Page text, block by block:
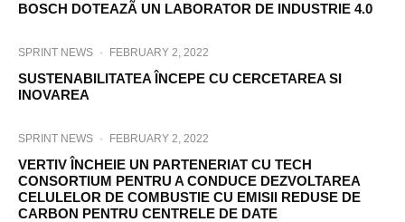
BOSCH DOTEAZÃ UN LABORATOR DE INDUSTRIE 4.0
SPRINT NEWS · FEBRUARY 2, 2022
SUSTENABILITATEA ÎNCEPE CU CERCETAREA SI
INOVAREA
SPRINT NEWS · FEBRUARY 2, 2022
VERTIV ÎNCHEIE UN PARTENERIAT CU TECH
CONSORTIUM PENTRU A CONDUCE DEZVOLTAREA
CELULELOR DE COMBUSTIE CU EMISII REDUSE DE
CARBON PENTRU CENTRELE DE DATE